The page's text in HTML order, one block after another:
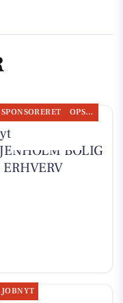
SPONSORERET OPSLAGSTAVLEN
fra
BOLIG
JOBNYT